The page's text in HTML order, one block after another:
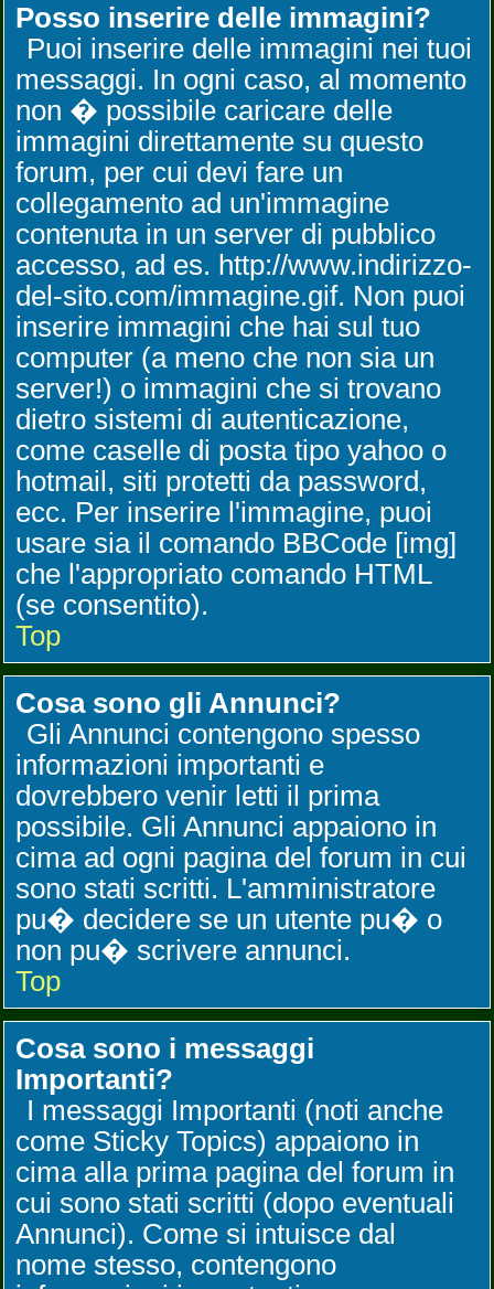
Posso inserire delle immagini?
Puoi inserire delle immagini nei tuoi
messaggi. In ogni caso, al momento
non � possibile caricare delle
immagini direttamente su questo
forum, per cui devi fare un
collegamento ad un'immagine
contenuta in un server di pubblico
accesso, ad es. http://www.indirizzo-
del-sito.com/immagine.gif. Non puoi
inserire immagini che hai sul tuo
computer (a meno che non sia un
server!) o immagini che si trovano
dietro sistemi di autenticazione,
come caselle di posta tipo yahoo o
hotmail, siti protetti da password,
ecc. Per inserire l'immagine, puoi
usare sia il comando BBCode [img]
che l'appropriato comando HTML
(se consentito).
Top
Cosa sono gli Annunci?
Gli Annunci contengono spesso
informazioni importanti e
dovrebbero venir letti il prima
possibile. Gli Annunci appaiono in
cima ad ogni pagina del forum in cui
sono stati scritti. L'amministratore
pu� decidere se un utente pu� o
non pu� scrivere annunci.
Top
Cosa sono i messaggi
Importanti?
I messaggi Importanti (noti anche
come Sticky Topics) appaiono in
cima alla prima pagina del forum in
cui sono stati scritti (dopo eventuali
Annunci). Come si intuisce dal
nome stesso, contengono